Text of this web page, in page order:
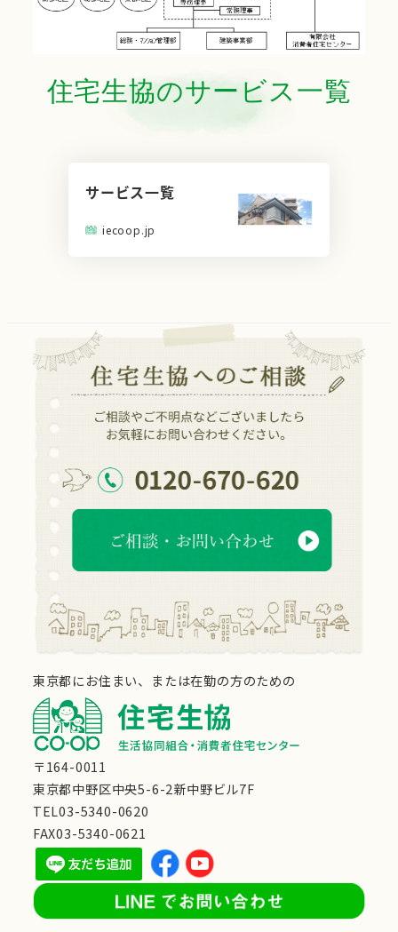
住宅生協のサービス一覧
サービス一覧
iecoop.jp
東京都にお住まい、または在勤の方のための
〒164-0011
東京都中野区中央5-6-2新中野ビル7F
TEL03-5340-0620
FAX03-5340-0621